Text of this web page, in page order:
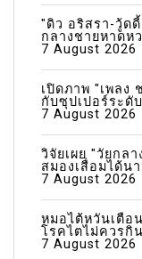
"ดิว อริสรา-วู้ด
กลางชายหาดห
7 August 2026
เปิดภาพ "เพลง
กับซุปเปอร์ระดั
7 August 2026
วิจัยเผย "วัยกล
สมองเสื่อมได้น
7 August 2026
หมอไต้หวันเตือ
โรคไตไม่ควรกิ
7 August 2026